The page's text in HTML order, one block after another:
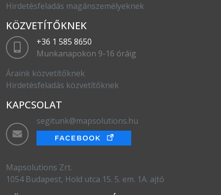
Hirdetésfeladás magánszemélyeknek
KÖZVETÍTŐKNEK
+36 1 585 8650
Munkanapokon 9-16 óráig
Áraink közvetítőknek
Hirdetésfeladás közvetítőknek
KAPCSOLAT
segitunk@mapsolutions.hu
Mapsolutions Zrt.
1054 Budapest, Hold utca 15. 5. em. 1A. ajtó